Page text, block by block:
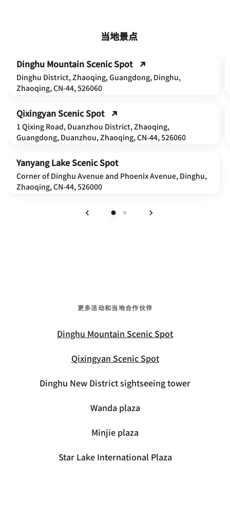
当地景点
Dinghu Mountain Scenic Spot
Dinghu District, Zhaoqing, Guangdong, Dinghu,
Zhaoqing, CN-44, 526060
Qixingyan Scenic Spot
1 Qixing Road, Duanzhou District, Zhaoqing,
Guangdong, Duanzhou, Zhaoqing, CN-44, 526060
Yanyang Lake Scenic Spot
Corner of Dinghu Avenue and Phoenix Avenue, Dinghu,
Zhaoqing, CN-44, 526000
更多活动和当地合作伙伴
Dinghu Mountain Scenic Spot
Qixingyan Scenic Spot
Dinghu New District sightseeing tower
Wanda plaza
Minjie plaza
Star Lake International Plaza